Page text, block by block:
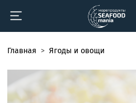
Главная Ягоды и овощи